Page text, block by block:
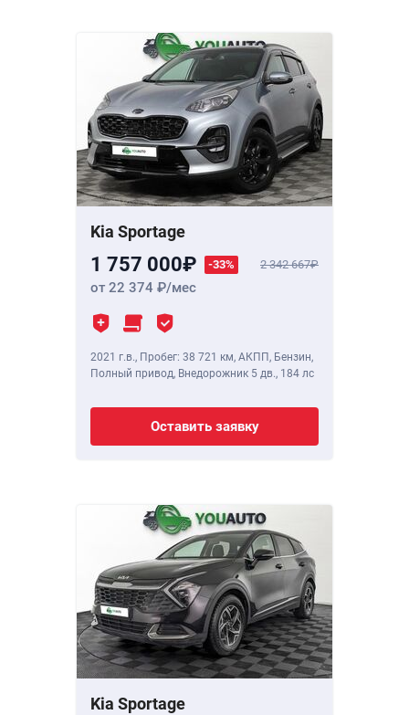
Kia Sportage
1 757 000 -33% 2 342 667
от 22 374 /мес
2021 г.в., Пробег: 38 721 км, АКПП, Бензин,
Полный привод, Внедорожник 5 дв., 184 лс
Оставить заявку
Kia Sportage